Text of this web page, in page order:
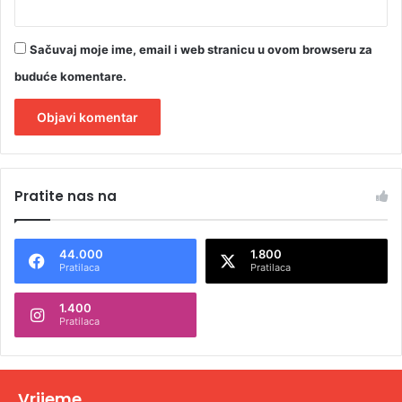
Sačuvaj moje ime, email i web stranicu u ovom browseru za
buduće komentare.
t
n
t
v
Pratite nas na
44.000
Pratilaca
1.800
Pratilaca
1.400
Pratilaca